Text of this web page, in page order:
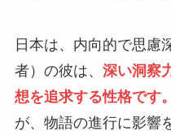
日本は、内向的で思慮
者）の彼は、 深い洞察
想を追求する性格です。
が、物語の進行に影響